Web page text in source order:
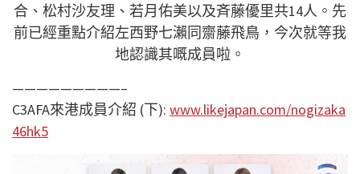
合、松村沙友理、若月佑美以及斉藤優里共14人。先
前已經重點介紹左西野七瀨同齋藤飛鳥，今次就等我
地認識其嘅成員啦。
—————————–
C3AFA來港成員介紹 (下): www.likejapan.com/nogizaka
46hk5